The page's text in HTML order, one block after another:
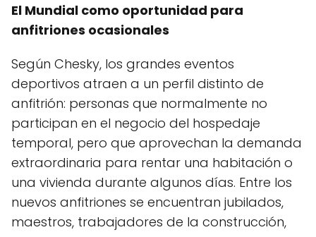
El Mundial como oportunidad para
anfitriones ocasionales
Según Chesky, los grandes eventos
deportivos atraen a un perfil distinto de
anfitrión: personas que normalmente no
participan en el negocio del hospedaje
temporal, pero que aprovechan la demanda
extraordinaria para rentar una habitación o
una vivienda durante algunos días. Entre los
nuevos anfitriones se encuentran jubilados,
maestros, trabajadores de la construcción,